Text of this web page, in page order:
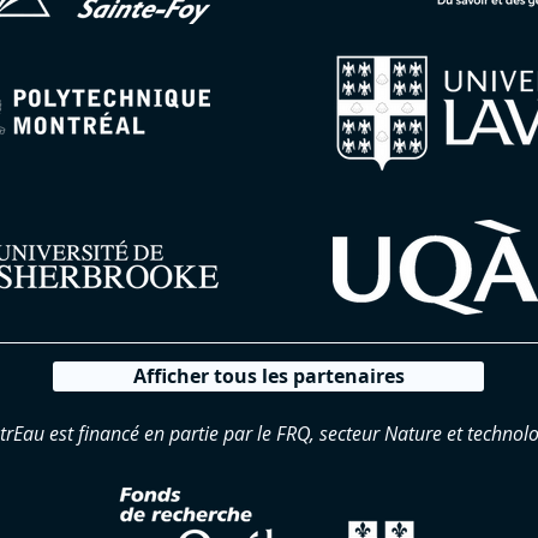
Afficher tous les partenaires
est financé en partie par le FRQ, secteur Nature et